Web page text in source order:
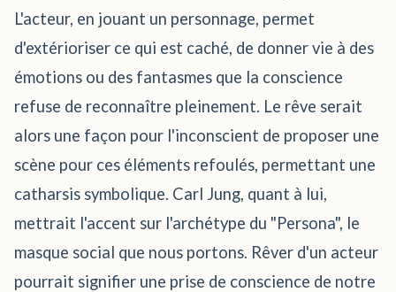
L'acteur, en jouant un personnage, permet
d'extérioriser ce qui est caché, de donner vie à des
émotions ou des fantasmes que la conscience
refuse de reconnaître pleinement. Le rêve serait
alors une façon pour l'inconscient de proposer une
scène pour ces éléments refoulés, permettant une
catharsis symbolique. Carl Jung, quant à lui,
mettrait l'accent sur l'archétype du "Persona", le
masque social que nous portons. Rêver d'un acteur
pourrait signifier une prise de conscience de notre